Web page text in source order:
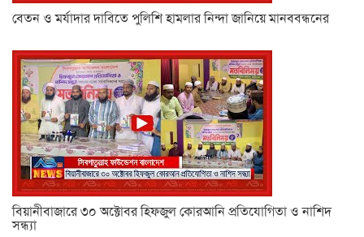
বেতন ও মর্যাদার দাবিতে পুলিশি হামলার নিন্দা জানিয়ে মানববন্ধনের
বিয়ানীবাজারে ৩০ অক্টোবর হিফজুল কোরআনি প্রতিযোগিতা ও নাশিদ
সন্ধ্যা